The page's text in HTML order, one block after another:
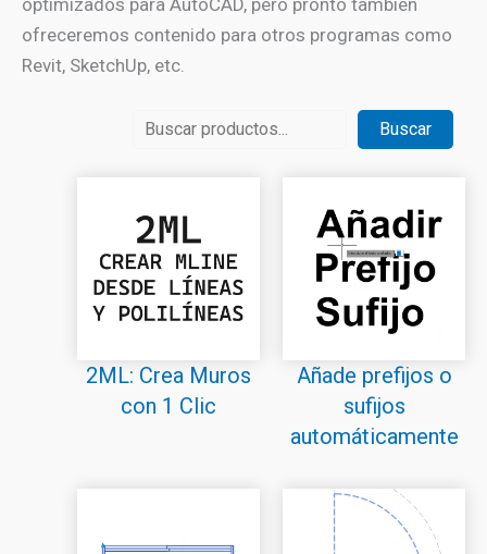
optimizados para AutoCAD, pero pronto también
ofreceremos contenido para otros programas como
Revit, SketchUp, etc.
Buscar Buscar
2ML: Crea Muros
con 1 Clic
Añade prefijos o
sufijos
automáticamente